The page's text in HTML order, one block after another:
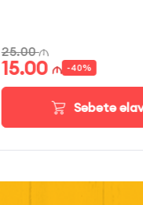
25.00
15.00 -40%
Səbətə